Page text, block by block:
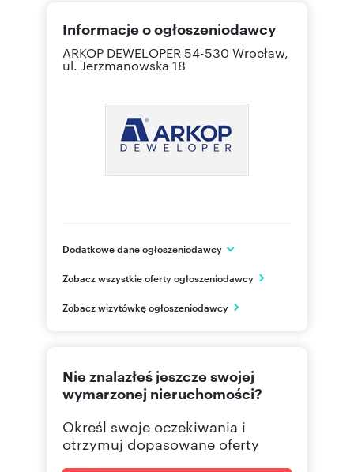
Informacje o ogłoszeniodawcy
ARKOP DEWELOPER 54-530 Wrocław,
ul. Jerzmanowska 18
Dodatkowe dane ogłoszeniodawcy
ul. Jerzmanowska 18
71 310
Zobacz wszystkie oferty ogłoszeniodawcy
Zobacz wizytówkę ogłoszeniodawcy
Nie znalazłeś jeszcze swojej
wymarzonej nieruchomości?
Określ swoje oczekiwania i
otrzymuj dopasowane oferty